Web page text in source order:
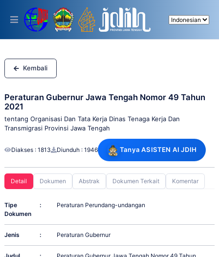
This
includes
accessibility
system.
Kembali
Peraturan Gubernur Jawa Tengah Nomor 49 Tahun
2021
tentang Organisasi Dan Tata Kerja Dinas Tenaga Kerja Dan
Transmigrasi Provinsi Jawa Tengah
Diakses : 1813 Diunduh : 1946 Tanya ASISTEN AI JDIH
Detail Dokumen Abstrak Dokumen Terkait Komentar
Tipe
Dokumen
: Peraturan Perundang-undangan
Jenis : Peraturan Gubernur